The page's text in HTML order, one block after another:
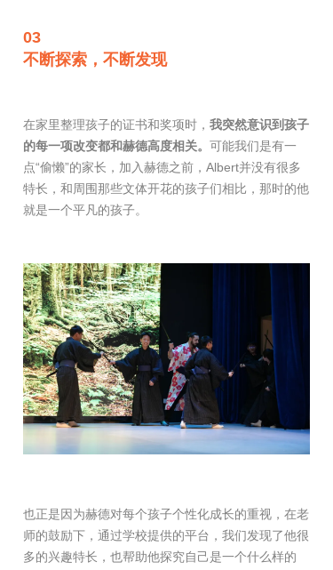
03
不断探索，不断发现
在家里整理孩子的证书和奖项时， 我突然意识到孩子
的每一项改变都和赫德高度相关。 可能我们是有一
点“偷懒”的家长，加入赫德之前，Albert并没有很多
特长，和周围那些文体开花的孩子们相比，那时的他
就是一个平凡的孩子。
也正是因为赫德对每个孩子个性化成长的重视，在老
师的鼓励下，通过学校提供的平台，我们发现了他很
多的兴趣特长，也帮助他探究自己是一个什么样的